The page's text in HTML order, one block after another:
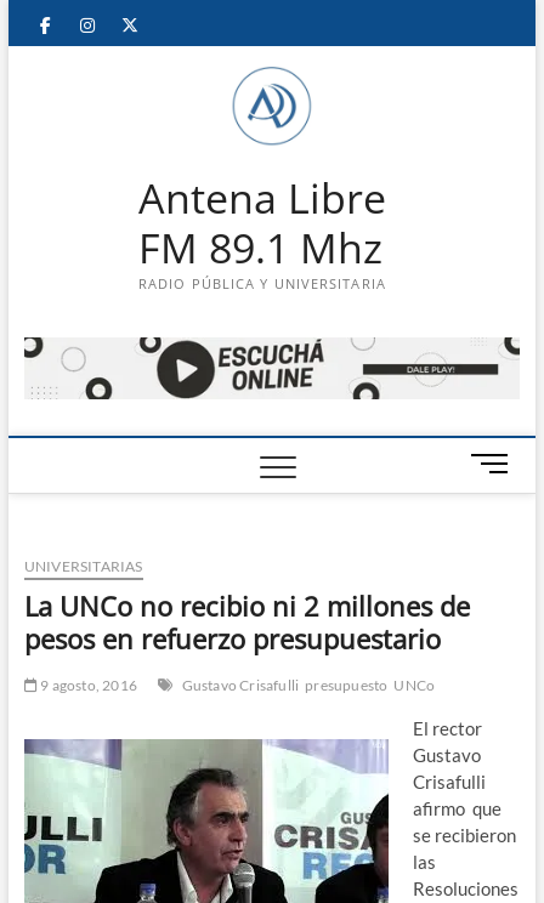
Saltar
FacebookInstagram
Antena Libre
FM 89.1 Mhz
RADIO PÚBLICA Y UNIVERSITARIA
B
o
ú
UNIVERSITARIAS
La UNCo no recibio ni 2 millones de
pesos en refuerzo presupuestario
9 agosto, 2016 Gustavo Crisafulli presupuesto UNCo
El rector
Gustavo
Crisafulli
afirmo que
se recibieron
las
Resoluciones